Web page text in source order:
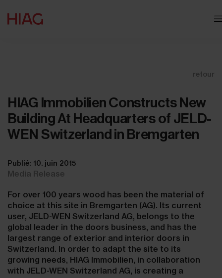
retour
HIAG Immobilien Constructs New
Building At Headquarters of JELD-
WEN Switzerland in Bremgarten
Publié: 10. juin 2015
Media Release
For over 100 years wood has been the material of
choice at this site in Bremgarten (AG). Its current
user, JELD-WEN Switzerland AG, belongs to the
global leader in the doors business, and has the
largest range of exterior and interior doors in
Switzerland. In order to adapt the site to its
growing needs, HIAG Immobilien, in collaboration
with JELD-WEN Switzerland AG, is creating a